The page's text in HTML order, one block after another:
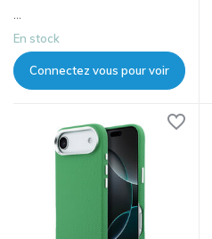
...
En stock
Connectez vous pour voir